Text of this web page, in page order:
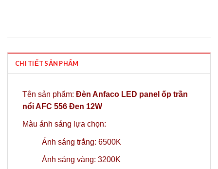
CHI TIẾT SẢN PHẨM
Tên sản phẩm: Đèn Anfaco LED panel ốp trần
nổi AFC 556 Đen 12W
Màu ánh sáng lựa chọn:
Ánh sáng trắng: 6500K
Ánh sáng vàng: 3200K